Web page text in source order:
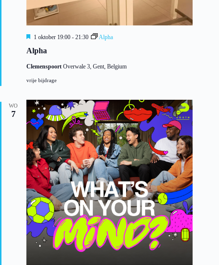
Alpha
U
t
e
i
h
t
1 oktober 19:00 - 21:30 Alpha
Clemenspoort Overwale 3, Gent, Belgium
vrije bijdrage
WO
7